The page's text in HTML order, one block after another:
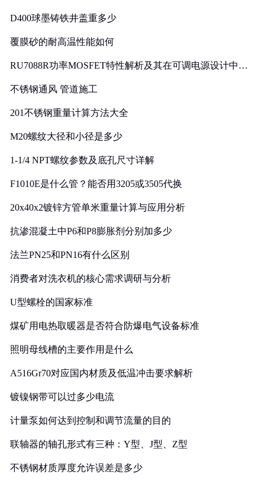
D400球墨铸铁井盖重多少
覆膜砂的耐高温性能如何
RU7088R功率MOSFET特性解析及其在可调电源设计中的
不锈钢通风 管道施工
201不锈钢重量计算方法大全
M20螺纹大径和小径是多少
1-1/4 NPT螺纹参数及底孔尺寸详解
F1010E是什么管？能否用3205或3505代换
20x40x2镀锌方管单米重量计算与应用分析
抗渗混凝土中P6和P8膨胀剂分别加多少
法兰PN25和PN16有什么区别
消费者对洗衣机的核心需求调研与分析
U型螺栓的国家标准
煤矿用电热取暖器是否符合防爆电气设备标准
照明母线槽的主要作用是什么
A516Gr70对应国内材质及低温冲击要求解析
镀镍钢带可以过多少电流
计量泵如何达到控制和调节流量的目的
联轴器的轴孔形式有三种：Y型、J型、Z型
不锈钢材质厚度允许误差是多少